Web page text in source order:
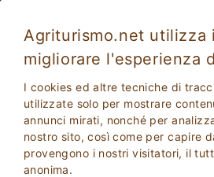
Agriturismo.net utilizza
migliorare l'esperienza
I cookies ed altre tecniche di
utilizzate solo per mostrare
annunci mirati, nonché per
nostro sito, così come per capire
provengono i nostri visitatori, il
anonima.
Grosseto 1919
Agriturismo
Grosseto, Grosseto(Mappa) 53
CHIEDI AL PROPRIETARIO